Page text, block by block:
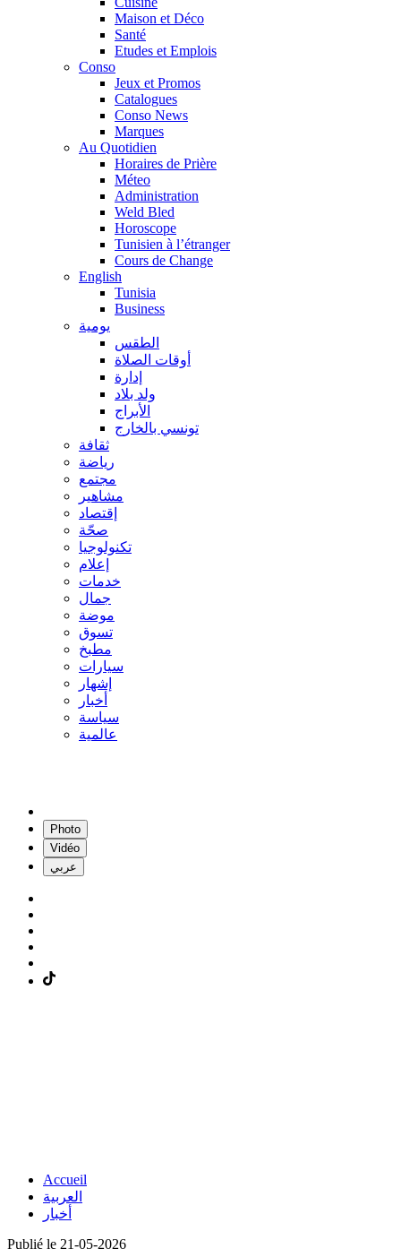
Maison et Déco
Santé
Etudes et Emplois
Conso
Jeux et Promos
Catalogues
Conso News
Marques
Au Quotidien
Horaires de Prière
Méteo
Administration
Weld Bled
Horoscope
Tunisien à l’étranger
Cours de Change
English
Tunisia
Business
يومية
الطقس
أوقات الصلاة
إدارة
ولد بلاد
الأبراج
تونسي بالخارج
ثقافة
رياضة
مجتمع
مشاهير
إقتصاد
صحّة
تكنولوجيا
إعلام
خدمات
جمال
موضة
تسوق
مطبخ
سيارات
إشهار
أخبار
سياسة
عالمية
Photo
Vidéo
عربي
Accueil
العربية
أخبار
Publié le 21-05-2026